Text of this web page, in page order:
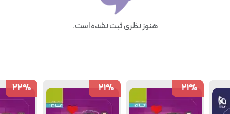
هنوز نظری ثبت نشده است.
21%
21%
21%
21%
22%
22%